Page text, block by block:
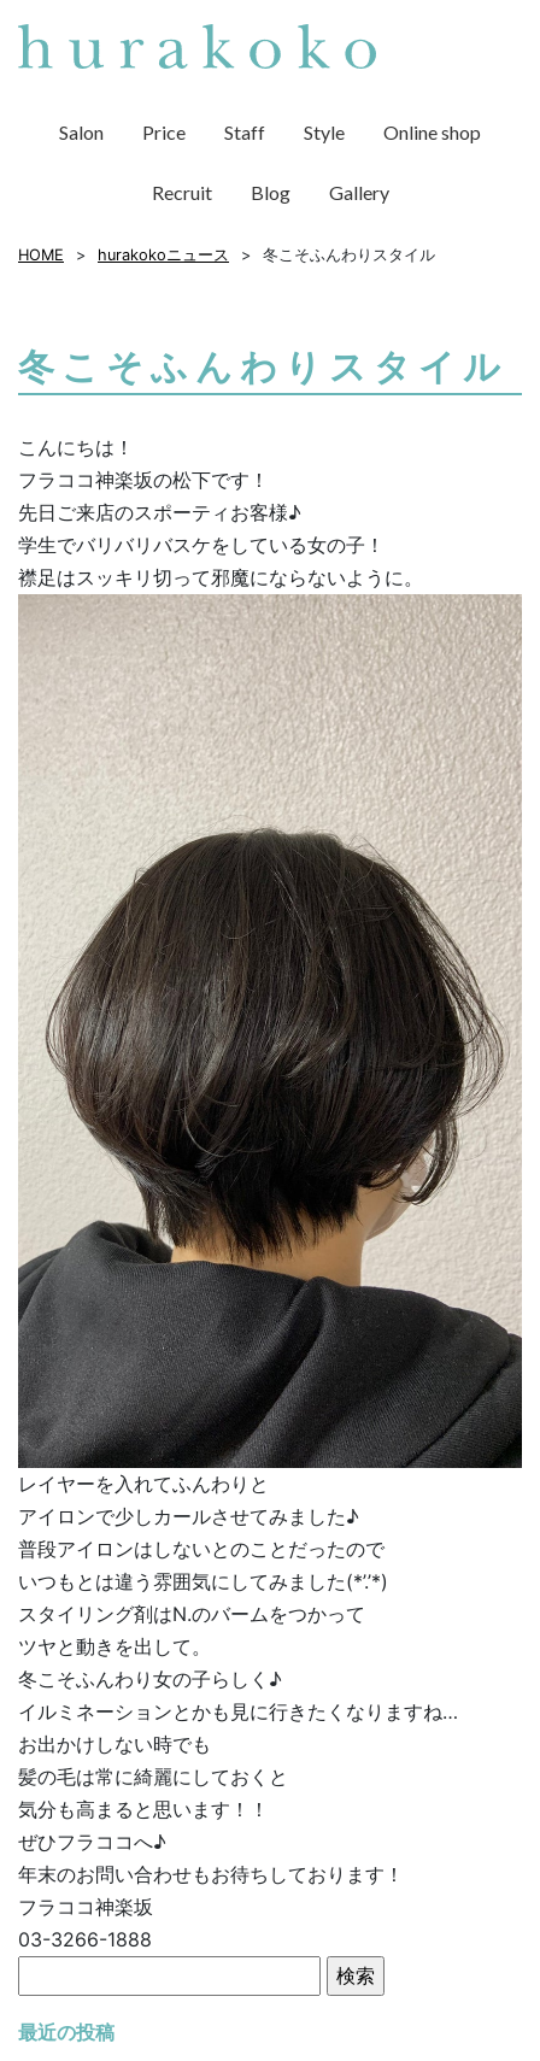
Salon Price Staff Style Online shop
Recruit Blog Gallery
HOME hurakokoニュース 冬こそふんわりスタイル
冬こそふんわりスタイル
こんにちは！
フラココ神楽坂の松下です！
先日ご来店のスポーティお客様♪
学生でバリバリバスケをしている女の子！
襟足はスッキリ切って邪魔にならないように。
レイヤーを入れてふんわりと
アイロンで少しカールさせてみました♪
普段アイロンはしないとのことだったので
いつもとは違う雰囲気にしてみました(*’.’*)
スタイリング剤はN.のバームをつかって
ツヤと動きを出して。
冬こそふんわり女の子らしく♪
イルミネーションとかも見に行きたくなりますね…
お出かけしない時でも
髪の毛は常に綺麗にしておくと
気分も高まると思います！！
ぜひフラココへ♪
年末のお問い合わせもお待ちしております！
フラココ神楽坂
03-3266-1888
索:
最近の投稿